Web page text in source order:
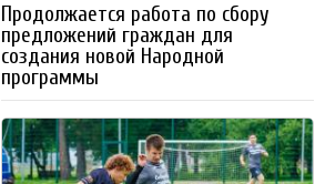
Продолжается работа по сбору
предложений граждан для
создания новой Народной
программы